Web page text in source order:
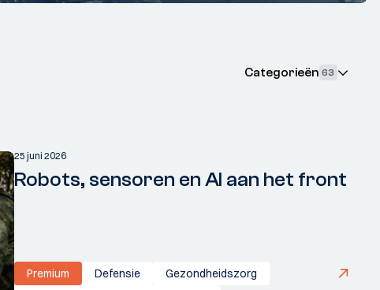
Categorieën 63
25 juni 2026
Robots, sensoren en AI aan het front
Premium Defensie
Gezondheidszorg